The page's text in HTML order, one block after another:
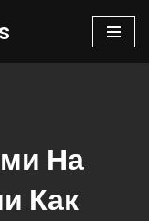
На
Как